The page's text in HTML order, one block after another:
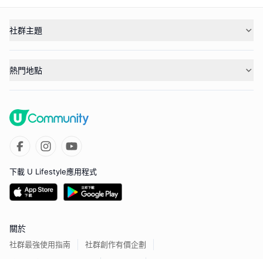
社群主題
熱門地點
下載 U Lifestyle應用程式
關於
社群最強使用指南
社群創作有價企劃